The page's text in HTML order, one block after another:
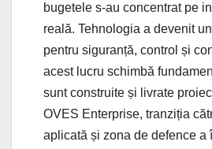
bugetele s-au concentrat pe
reală. Tehnologia a devenit
pentru siguranță, control și
acest lucru schimbă
sunt construite și livrate
OVES Enterprise, tranziția
aplicată și zona de defence a